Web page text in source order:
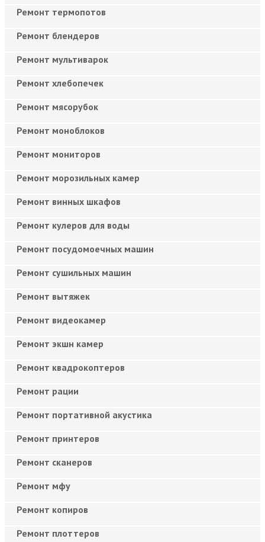
Ремонт термопотов
Ремонт блендеров
Ремонт мультиварок
Ремонт хлебопечек
Ремонт мясорубок
Ремонт моноблоков
Ремонт мониторов
Ремонт морозильных камер
Ремонт винных шкафов
Ремонт кулеров для воды
Ремонт посудомоечных машин
Ремонт сушильных машин
Ремонт вытяжек
Ремонт видеокамер
Ремонт экшн камер
Ремонт квадрокоптеров
Ремонт рации
Ремонт портативной акустика
Ремонт принтеров
Ремонт сканеров
Ремонт мфу
Ремонт копиров
Ремонт плоттеров